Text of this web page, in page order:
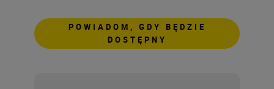
POWIADOM, GDY BĘDZIE
DOSTĘPNY